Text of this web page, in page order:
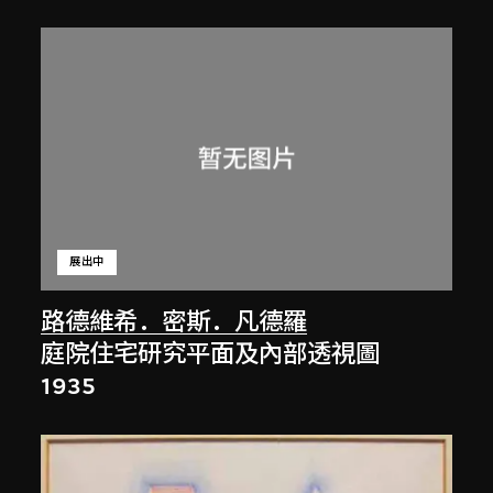
路德維希．密斯．凡德羅
展出中
庭院住宅研究平面及內部透視圖
1935